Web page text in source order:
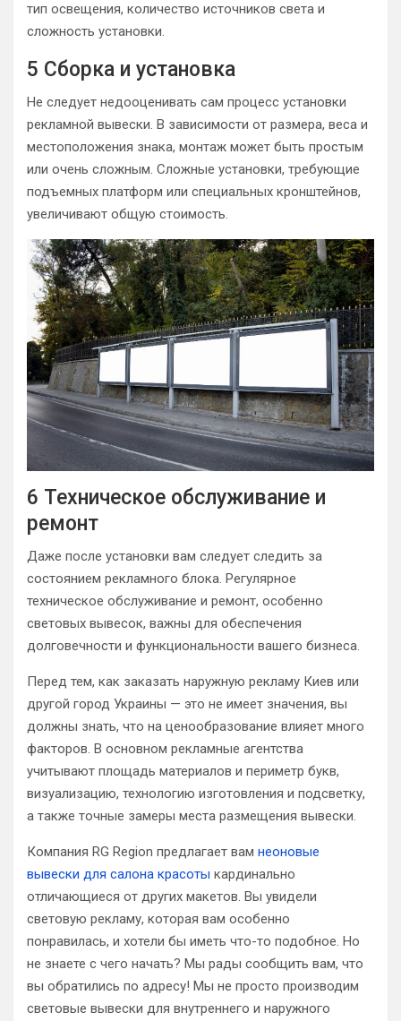
тип освещения, количество источников света и
сложность установки.
5 Сборка и установка
Не следует недооценивать сам процесс установки
рекламной вывески. В зависимости от размера, веса и
местоположения знака, монтаж может быть простым
или очень сложным. Сложные установки, требующие
подъемных платформ или специальных кронштейнов,
увеличивают общую стоимость.
6 Техническое обслуживание и
ремонт
Даже после установки вам следует следить за
состоянием рекламного блока. Регулярное
техническое обслуживание и ремонт, особенно
световых вывесок, важны для обеспечения
долговечности и функциональности вашего бизнеса.
Перед тем, как заказать наружную рекламу Киев или
другой город Украины — это не имеет значения, вы
должны знать, что на ценообразование влияет много
факторов. В основном рекламные агентства
учитывают площадь материалов и периметр букв,
визуализацию, технологию изготовления и подсветку,
а также точные замеры места размещения вывески.
Компания RG Region предлагает вам неоновые
вывески для салона красоты кардинально
отличающиеся от других макетов. Вы увидели
световую рекламу, которая вам особенно
понравилась, и хотели бы иметь что-то подобное. Но
не знаете с чего начать? Мы рады сообщить вам, что
вы обратились по адресу! Мы не просто производим
световые вывески для внутреннего и наружного